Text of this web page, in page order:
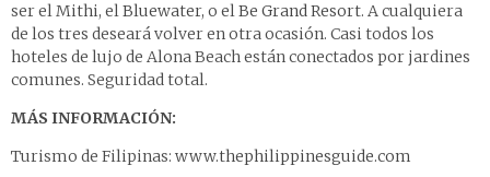
ser elMithi, elBluewater, o elBe Grand Resort. A cualquiera
de los tres deseará volver en otra ocasión. Casi todos los
hoteles de lujo de Alona Beach están conectados por jardines
comunes. Seguridad total.
MÁS INFORMACIÓN:
Turismo de Filipinas: www.thephilippinesguide.com